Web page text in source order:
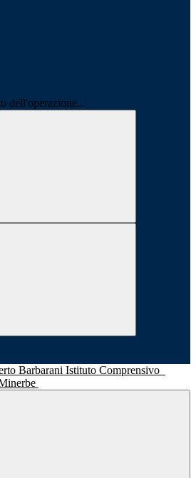
dell'operazione...
Istituto Comprensivo